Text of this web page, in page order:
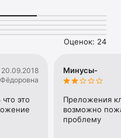
Оценок: 24
20.09.2018
это
Минусы-
Преложения
возможно
проблему